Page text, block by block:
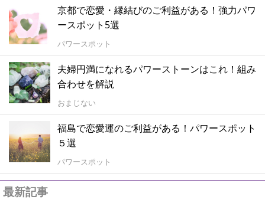
京都で恋愛・縁結びのご利益がある！強力パワ
ースポット5選
パワースポット
夫婦円満になれるパワーストーンはこれ！組み
合わせを解説
おまじない
福島で恋愛運のご利益がある！パワースポット
５選
パワースポット
最新記事